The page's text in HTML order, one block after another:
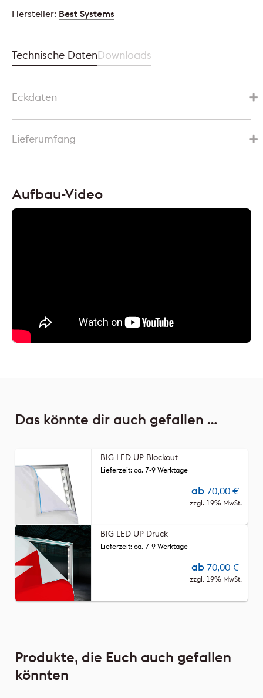
Hersteller: Best Systems
Technische DatenDownloads
Eckdaten
Lieferumfang
Aufbau-Video
Das könnte dir auch gefallen …
BIG LED UP Blockout
ab 70,00 €
zzgl. 19% MwSt.
Lieferzeit: ca. 7-9 Werktage
BIG LED UP Druck
ab 70,00 €
zzgl. 19% MwSt.
Lieferzeit: ca. 7-9 Werktage
Produkte, die Euch auch gefallen
könnten